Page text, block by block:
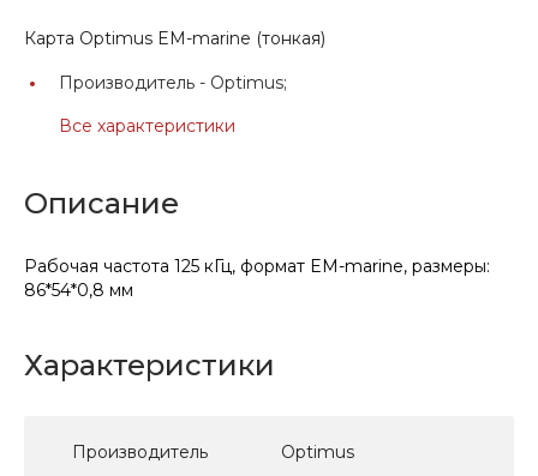
Карта Optimus EM-marine (тонкая)
Производитель - Optimus;
Все характеристики
Описание
Рабочая частота 125 кГц, формат EM-marine, размеры:
86*54*0,8 мм
Характеристики
Производитель Optimus